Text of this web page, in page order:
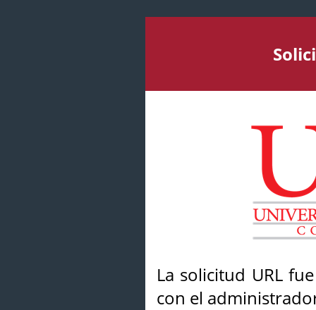
La solicitud URL
con el